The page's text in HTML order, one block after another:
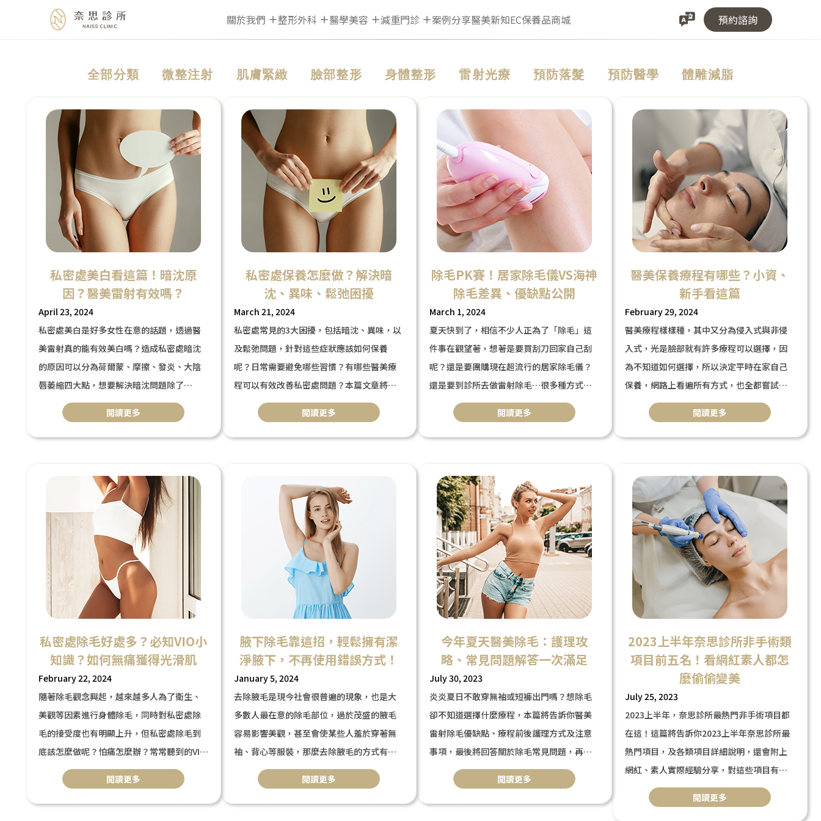
關於我們 整形外科 醫學美容 減重門診 案例分享醫美新知EC保養品商城 預約諮詢
全部分類 微整注射 肌膚緊緻 臉部整形 身體整形 雷射光療 預防落髮 預防醫學 體雕減脂
私密處美白看這篇！暗沈原
因？醫美雷射有效嗎？
April 23, 2024
私密處美白是好多女性在意的話題，透過醫
美雷射真的能有效美白嗎？造成私密處暗沈
的原因可以分為荷爾蒙、摩擦、發炎、大陰
唇萎縮四大點，想要解決暗沈問題除了
注意生活習慣及日常保養，本篇文章將分析3
類常見醫美雷射，並推薦熱門療程給妳！
閲讀更多
私密處保養怎麼做？解決暗
沈、異味、鬆弛困擾
March 21, 2024
私密處常見的3大困擾，包括暗沈、異味，以
及鬆弛問題，針對這些症狀應該如何保養
呢？日常需要避免哪些習慣？有哪些醫美療
程可以有效改善私密處問題？本篇文章將帶
你一一解析，並推薦合適的醫美療程，幫助
私密處困擾，由內而外保養私密處！
閲讀更多
除毛PK賽！居家除毛儀VS海神
除毛差異、優缺點公開
March 1, 2024
夏天快到了，相信不少人正為了「除毛」這
件事在觀望著，想著是要買刮刀回家自己刮
呢？還是要團購現在超流行的居家除毛儀？
還是要到診所去做雷射除毛…很多種方式可
以選擇，其中居家除毛儀又號稱可以
媲美醫美雷射除毛，擁有冰點脫毛的技術，
達到無痛除毛，究竟效果如何？與醫美雷射
大家分享優缺點！
閲讀更多
醫美保養療程有哪些？小資、
新手看這篇
February 29, 2024
醫美療程樣樣種，其中又分為侵入式與非侵
入式，光是臉部就有許多療程可以選擇，因
為不知道如何選擇，所以決定平時在家自己
保養，網路上看遍所有方式，也全都嘗試過
了，卻還是找不到自己適合的保養商品或方
遇到這樣的問題，是否想過是你的肌膚出狀
天將針對「醫美保養」療程做分享，以各式
視角為大家推薦療程。
閲讀更多
私密處除毛好處多？必知VIO小
知識？如何無痛獲得光滑肌
February 22, 2024
隨著除毛觀念興起，越來越多人為了衛生、
美觀等因素進行身體除毛，同時對私密處除
毛的接受度也有明顯上升，但私密處除毛到
底該怎麼做呢？怕痛怎麼辦？常常聽到的VIO
是什麼意思？本篇文章幫你分析私密處除毛
的優缺點
、除毛部位、方式，並推薦無痛海神雷射除
閲讀更多
腋下除毛靠這招，輕鬆擁有潔
淨腋下，不再使用錯誤方式！
January 5, 2024
去除腋毛是現今社會很普遍的現象，也是大
多數人最在意的除毛部位，過於茂盛的腋毛
容易影響美觀，甚至會使某些人羞於穿著無
袖、背心等服裝，那麼去除腋毛的方式有哪
些？你用的方式正確嗎？本篇文章將介紹5種
常見的腋下除毛方式、優缺點，並推薦給您
最有效且不傷害肌膚的醫美療程。
閲讀更多
今年夏天醫美除毛：護理攻
略、常見問題解答一次滿足
July 30, 2023
炎炎夏日不敢穿無袖或短褲出門嗎？想除毛
卻不知道選擇什麼療程，本篇將告訴你醫美
雷射除毛優缺點、療程前後護理方式及注意
事項，最後將回答關於除毛常見問題，再次
除毛雷射也算醫美療程，建議詢問醫師建
議，施打次數透過醫師評估會更準確，在這
閲讀更多
2023上半年奈思診所非手術類
項目前五名！看網紅素人都怎
麼偷偷變美
July 25, 2023
2023上半年，奈思診所最熱門非手術項目都
在這！這篇將告訴你2023上半年奈思診所最
熱門項目，及各類項目詳細說明，還會附上
網紅、素人實際經驗分享，對這些項目有興
趣的你，歡迎來奈思診所諮詢，諮詢是不收
費的喔！
閲讀更多